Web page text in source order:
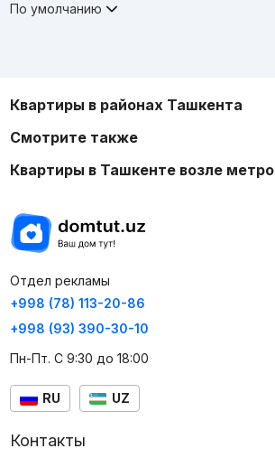
По умолчанию
Квартиры в районах Ташкента
Смотрите также
Квартиры в Ташкенте возле метро
Отдел рекламы
+998 (78) 113-20-86
+998 (93) 390-30-10
Пн-Пт. С 9:30 до 18:00
RU UZ
Контакты